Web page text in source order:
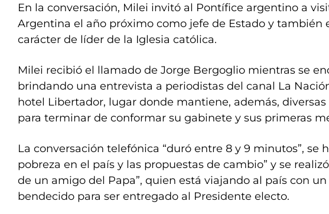
En la conversación, Milei invitó al Pontífice argentino a
Argentina el año próximo como jefe de Estado y también
carácter de líder de la Iglesia católica.
Milei recibió el llamado de Jorge Bergoglio mientras se
brindando una entrevista a periodistas del canal La
hotel Libertador, lugar donde mantiene, además,
para terminar de conformar su gabinete y sus primeras
La conversación telefónica “duró entre 8 y 9 minutos”, se
pobreza en el país y las propuestas de cambio” y se
de un amigo del Papa”, quien está viajando al país con un
bendecido para ser entregado al Presidente electo.